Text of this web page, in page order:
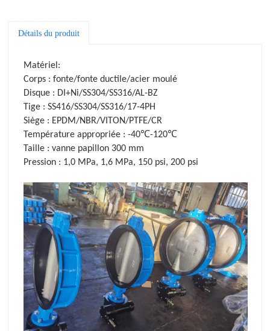
Détails du produit
Matériel:
Corps : fonte/fonte ductile/acier moulé
Disque : DI+Ni/SS304/SS316/AL-BZ
Tige : SS416/SS304/SS316/17-4PH
Siège : EPDM/NBR/VITON/PTFE/CR
Température appropriée : -40℃-120℃
Taille : vanne papillon 300 mm
Pression : 1,0 MPa, 1,6 MPa, 150 psi, 200 psi